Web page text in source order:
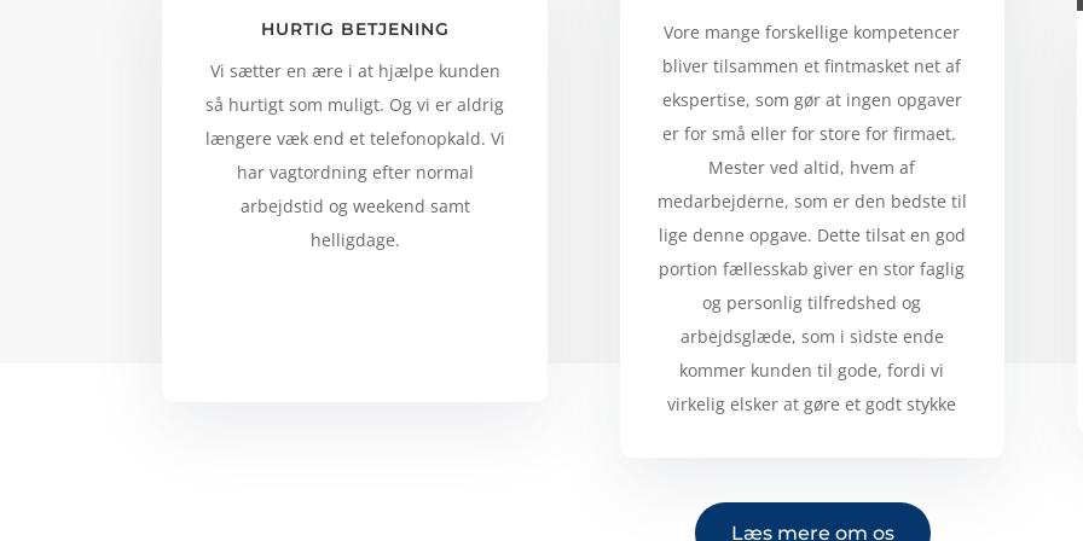
HURTIG BETJENING
Vi sætter en ære i at hjælpe kunden
så hurtigt som muligt. Og vi er aldrig
længere væk end et telefonopkald. Vi
har vagtordning efter normal
arbejdstid og weekend samt
helligdage.
Vore mange forskellige kompetencer
bliver tilsammen et fintmasket net af
ekspertise, som gør at ingen opgaver
er for små eller for store for firmaet.
Mester ved altid, hvem af
medarbejderne, som er den bedste til
lige denne opgave. Dette tilsat en god
portion fællesskab giver en stor faglig
og personlig tilfredshed og
arbejdsglæde, som i sidste ende
kommer kunden til gode, fordi vi
virkelig elsker at gøre et godt stykke
Læs mere om os